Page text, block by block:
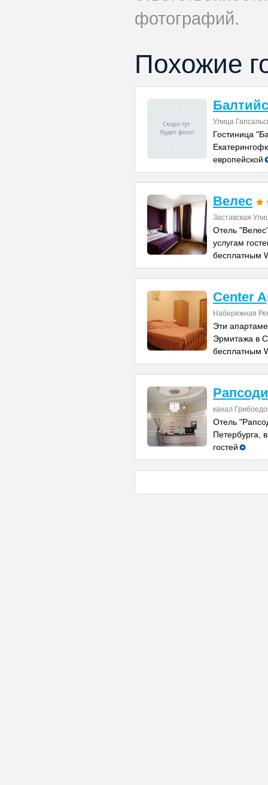
фотографий.
Похожие
Улица
Гостиница
европейской
Велес
Заставская
Отель
услугам
бесплатным
Center
Набережная
Эти
Эрмитажа в
бесплатным
канал
Отель
Петербурга,
гостей